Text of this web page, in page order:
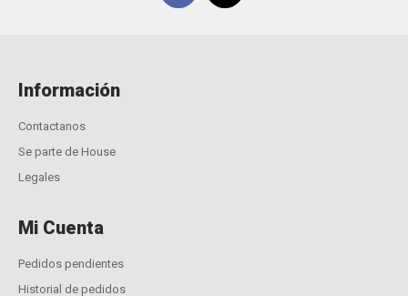
Información
Contactanos
Se parte de House
Legales
Mi Cuenta
Pedidos pendientes
Historial de pedidos